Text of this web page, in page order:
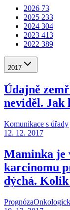
2026 73
2025 233
2024 304
2023 413
2022 389
2017
Údajně
neviděl. Jak
Komunikace s úřady
12. 12. 2017
Maminka je
karcinomu
dýchá. Kolik
Prognóza